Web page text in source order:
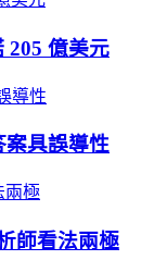
205 億美元
具誤導性
師看法兩極